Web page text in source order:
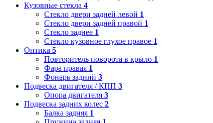
Кузовные стекла 4
Стекло двери задней левой 1
Стекло двери задней правой 1
Стекло заднее 1
Стекло кузовное глухое правое 1
Оптика 5
Повторитель поворота в крыло 1
Фара правая 1
Фонарь задний 3
Подвеска двигателя / КПП 3
Опора двигателя 3
Подвеска задних колес 2
Балка задняя 1